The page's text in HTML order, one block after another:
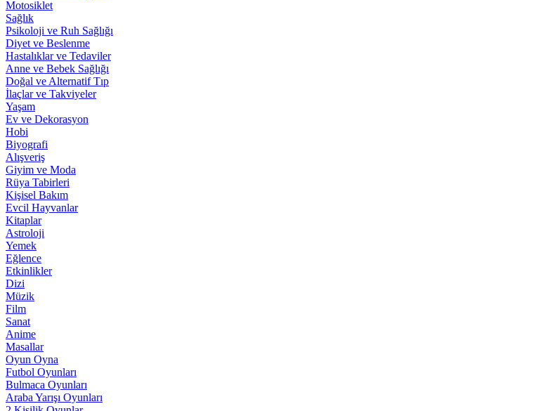
Motosiklet
Sağlık
Psikoloji ve Ruh Sağlığı
Diyet ve Beslenme
Hastalıklar ve Tedaviler
Anne ve Bebek Sağlığı
Doğal ve Alternatif Tıp
İlaçlar ve Takviyeler
Yaşam
Ev ve Dekorasyon
Hobi
Biyografi
Alışveriş
Giyim ve Moda
Rüya Tabirleri
Kişisel Bakım
Evcil Hayvanlar
Kitaplar
Astroloji
Yemek
Eğlence
Etkinlikler
Dizi
Müzik
Film
Sanat
Anime
Masallar
Oyun Oyna
Futbol Oyunları
Bulmaca Oyunları
Araba Yarışı Oyunları